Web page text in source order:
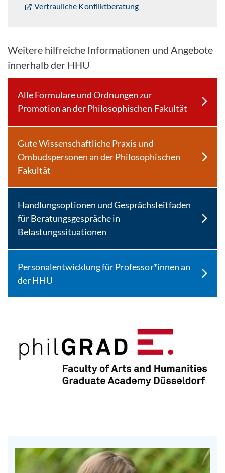
Vertrauliche Konfliktberatung
Weitere hilfreiche Informationen und Angebote
innerhalb der HHU
Alle Formulare und Ordnungen zur
Promotion an der Philosophischen Fakultät
Gute Wissenschaftliche Praxis und
Ombudspersonen an der Philosophischen
Fakultät
Handlungsoptionen und Gesprächsleitfaden
für Beratungsgespräche in
Belastungssituationen
Personalentwicklung für Professor*innen an
der HHU